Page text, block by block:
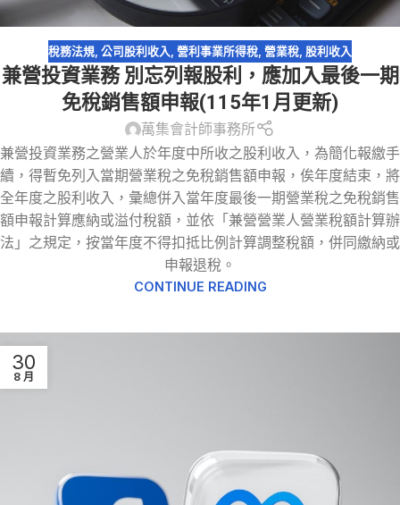
稅務法規 公司股利收入 營利事業所得稅 營業稅 股利收入
兼營投資業務 別忘列報股利，應加入最後一期
免稅銷售額申報(115年1月更新)
萬集會計師事務所
兼營投資業務之營業人於年度中所收之股利收入，為簡化報繳手
續，得暫免列入當期營業稅之免稅銷售額申報，俟年度結束，將
全年度之股利收入，彙總併入當年度最後一期營業稅之免稅銷售
額申報計算應納或溢付稅額，並依「兼營營業人營業稅額計算辦
法」之規定，按當年度不得扣抵比例計算調整稅額，併同繳納或
申報退稅。
CONTINUE READING
30
8 月